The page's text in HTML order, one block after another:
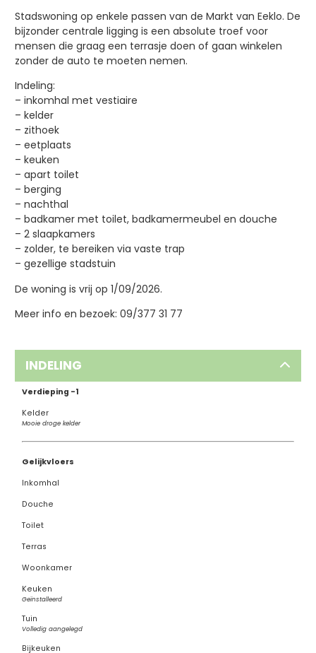
Stadswoning op enkele passen van de Markt van Eeklo. De
bijzonder centrale ligging is een absolute troef voor
mensen die graag een terrasje doen of gaan winkelen
zonder de auto te moeten nemen.
Indeling:
– inkomhal met vestiaire
– kelder
– zithoek
– eetplaats
– keuken
– apart toilet
– berging
– nachthal
– badkamer met toilet, badkamermeubel en douche
– 2 slaapkamers
– zolder, te bereiken via vaste trap
– gezellige stadstuin
De woning is vrij op 1/09/2026.
Meer info en bezoek: 09/377 31 77
INDELING
Verdieping -1
Kelder
Mooie droge kelder
Gelijkvloers
Inkomhal
Douche
Toilet
Terras
Woonkamer
Keuken
Geïnstalleerd
Tuin
Volledig aangelegd
Bijkeuken